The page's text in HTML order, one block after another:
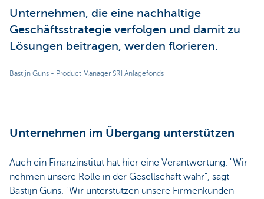
Unternehmen, die eine nachhaltige
Geschäftsstrategie verfolgen und damit zu
Lösungen beitragen, werden florieren.
Bastijn Guns - Product Manager SRI Anlagefonds
Unternehmen im Übergang unterstützen
Auch ein Finanzinstitut hat hier eine Verantwortung. "Wir
nehmen unsere Rolle in der Gesellschaft wahr", sagt
Bastijn Guns. "Wir unterstützen unsere Firmenkunden